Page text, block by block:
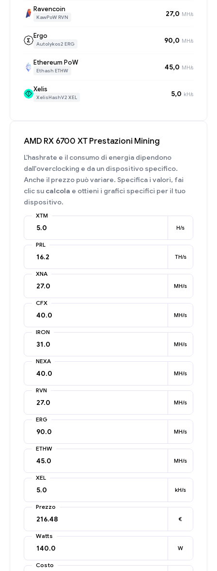
Ravencoin
KawPoW RVN 27,0 MH/s
Ergo
Autolykos2 ERG 90,0 MH/s
Ethereum PoW
Ethash ETHW 45,0 MH/s
Xelis
XelisHashV2 XEL 5,0 kH/s
AMD RX 6700 XT Prestazioni Mining
L'hashrate e il consumo di energia dipendono
dall'overclocking e da un dispositivo specifico.
Anche il prezzo può variare. Specifica i valori, fai
clic su calcola e ottieni i grafici specifici per il tuo
dispositivo.
XTM
H/s
PRL
TH/s
XNA
MH/s
CFX
MH/s
IRON
MH/s
NEXA
MH/s
RVN
MH/s
ERG
MH/s
ETHW
MH/s
XEL
kH/s
Prezzo
€
Watts
W
Costo